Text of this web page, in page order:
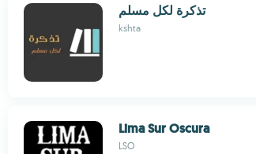
تذكرة لكل مسلم
kshta
Lima Sur Oscura
LSO